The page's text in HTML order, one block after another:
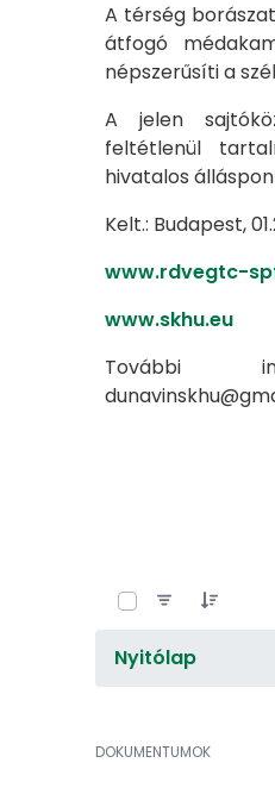
A térség
átfogó
népszerűsíti a
A jelen
feltétlenül
hivatalos
Kelt.: Budapest,
www.rdvegtc-
www.skhu.eu
További
Nyitólap
DOKUMENTUMOK